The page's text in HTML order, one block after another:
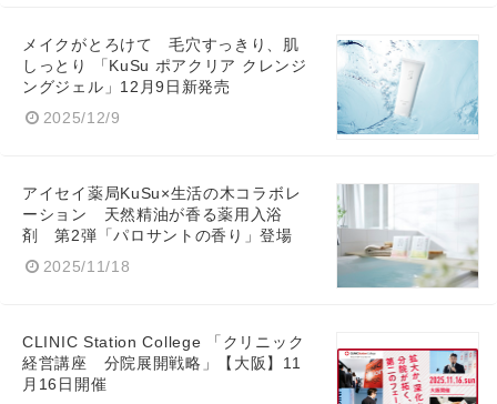
メイクがとろけて 毛穴すっきり、肌
しっとり 「KuSu ポアクリア クレンジ
ングジェル」12月9日新発売
2025/12/9
アイセイ薬局KuSu×生活の木コラボレ
ーション 天然精油が香る薬用入浴
剤 第2弾「パロサントの香り」登場
2025/11/18
CLINIC Station College 「クリニック
経営講座 分院展開戦略」【大阪】11
月16日開催